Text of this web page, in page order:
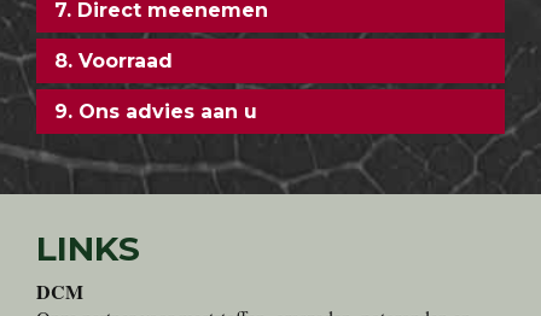
7. Direct meenemen
8. Voorraad
9. Ons advies aan u
LINKS
DCM